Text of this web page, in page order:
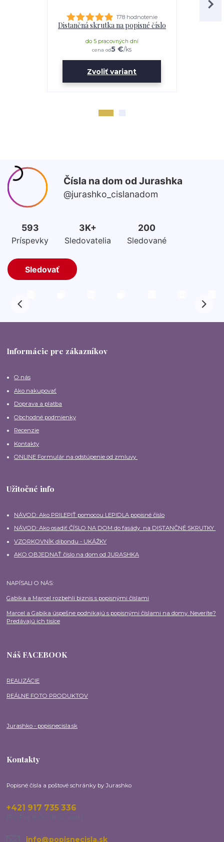
178 hodnotenie
Distančná skrutka na popisné číslo
cena od5 €/ks
do 5 pracovných dní
Zvoliť variant
Informácie pre zákazníkov
O nás
Ako nakupovať
Doprava a platba
Obchodné podmienky
Recenzie
Kontakty
ONLINE Formulár na odstúpenie od zmluvy
Užitočné info
NÁVOD: Ako PRILEPIŤ pomocou LEPIDLA popisné číslo
NÁVOD: Ako osadiť ČÍSLO NA DOM do fasády na DISTANČNÉ SKRUTKY
VZORKOVNÍK dibondu - UKÁŽKY
AKO OBJEDNAŤ číslo na dom od JURASHKA
NAPÍSALI O NÁS:
Gabika a Marcel rozbehli biznis s popisnými číslami
Marcel a Gabika úspešne podnikajú s popisnými číslami na domy. Neveríte?
Predávajú ich tisíce
Náš FACEBOOK
REALIZÁCIE
REÁLNE FOTO PRODUKTOV
Jurashko - popisnecisla.sk
Kontakty
Popisné čísla a poštové schránky by Jurashko
+421 917 735 336
info@popisnecisla.sk